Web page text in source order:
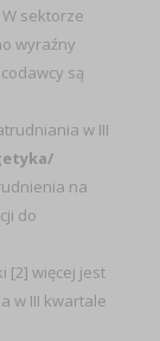
sektorze
wyraźny
są
w III
na
do
[2] więcej jest
w III kwartale